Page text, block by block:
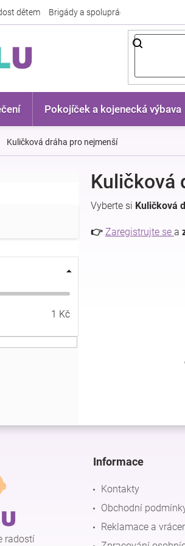
dětem Brigády a spolupráce
Pokojíček a kojenecká výbava
Kuličková dráha pro nejmenší
1 Kč
Kuličková
Vyberte si Kuličková
👉 Zaregistrujte se a
radostí
Informace
Kontakty
Obchodní
Reklamace a